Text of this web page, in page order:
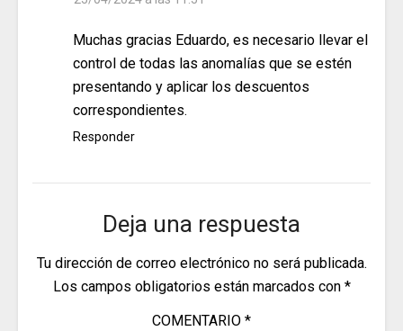
Muchas gracias Eduardo, es necesario llevar el
control de todas las anomalías que se estén
presentando y aplicar los descuentos
correspondientes.
Responder
Deja una respuesta
Tu dirección de correo electrónico no será publicada.
Los campos obligatorios están marcados con *
COMENTARIO *